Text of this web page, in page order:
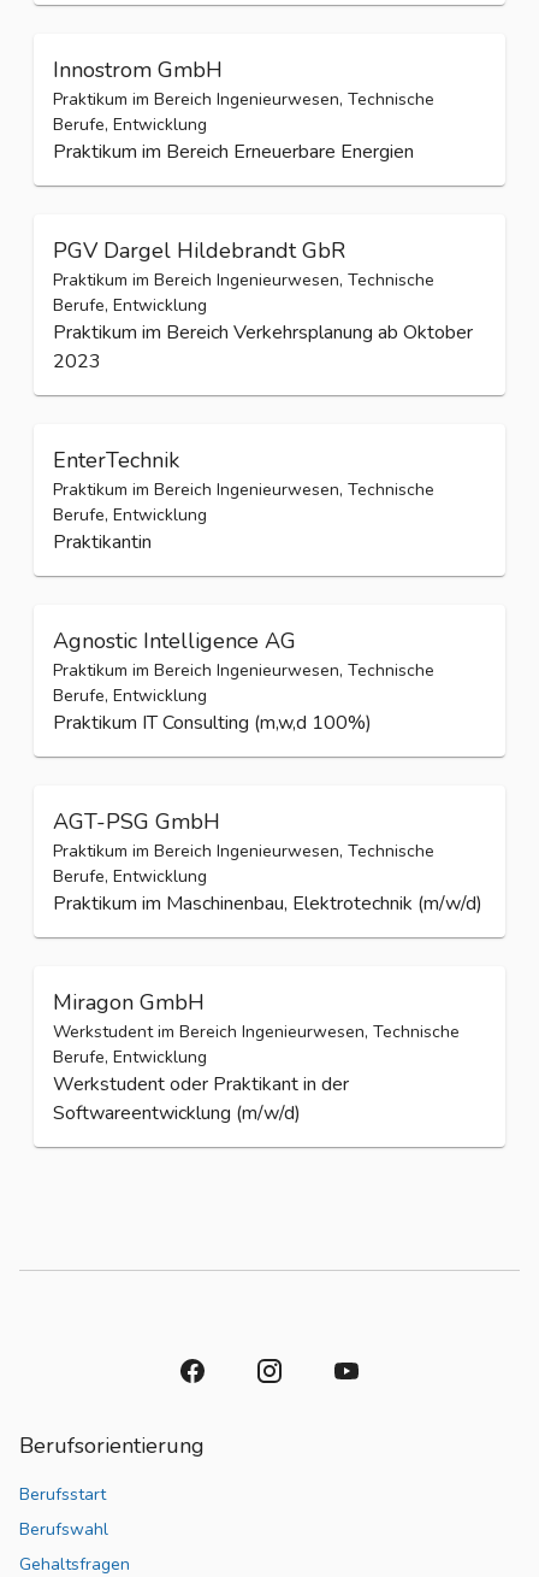
Innostrom GmbH
Praktikum im Bereich Ingenieurwesen, Technische
Berufe, Entwicklung
Praktikum im Bereich Erneuerbare Energien
PGV Dargel Hildebrandt GbR
Praktikum im Bereich Ingenieurwesen, Technische
Berufe, Entwicklung
Praktikum im Bereich Verkehrsplanung ab Oktober
2023
EnterTechnik
Praktikum im Bereich Ingenieurwesen, Technische
Berufe, Entwicklung
Praktikantin
Agnostic Intelligence AG
Praktikum im Bereich Ingenieurwesen, Technische
Berufe, Entwicklung
Praktikum IT Consulting (m,w,d 100%)
AGT-PSG GmbH
Praktikum im Bereich Ingenieurwesen, Technische
Berufe, Entwicklung
Praktikum im Maschinenbau, Elektrotechnik (m/w/d)
Miragon GmbH
Werkstudent im Bereich Ingenieurwesen, Technische
Berufe, Entwicklung
Werkstudent oder Praktikant in der
Softwareentwicklung (m/w/d)
Berufsorientierung
Berufsstart
Berufswahl
Gehaltsfragen